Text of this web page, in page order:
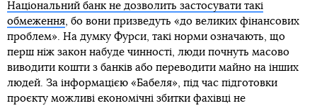
Національний банк не дозволить застосувати такі
обмеження, бо вони призведуть «до великих фінансових
проблем». На думку Фурси, такі норми означають, що
перш ніж закон набуде чинності, люди почнуть масово
виводити кошти з банків або переводити майно на інших
людей. За інформацією «Бабеля», під час підготовки
проєкту можливі економічні збитки фахівці не